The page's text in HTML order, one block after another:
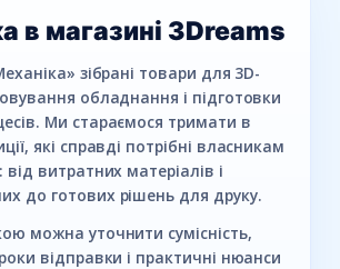
в магазині 3Dreams
зібрані товари для 3D-
обладнання і підготовки
Ми стараємося тримати в
які справді потрібні власникам
від витратних матеріалів і
до готових рішень для друку.
можна уточнити сумісність,
відправки і практичні нюанси